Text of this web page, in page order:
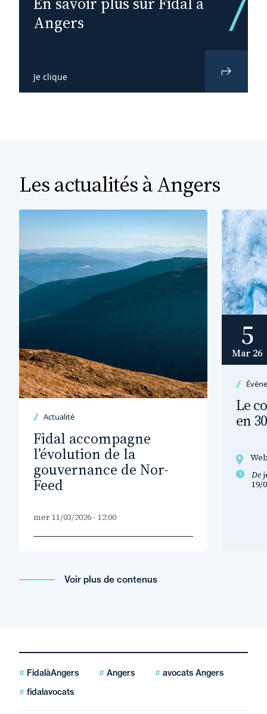
Angers
Je clique
Les actualités à Angers
Actualité
Fidal accompagne
l’évolution de la
gouvernance de Nor-
Feed
mer 11/03/2026 - 12:00
5
Mar 26
Le
en
De
19/
Voir plus de contenus
FidalàAngers Angers
avocats Angers
fidalavocats